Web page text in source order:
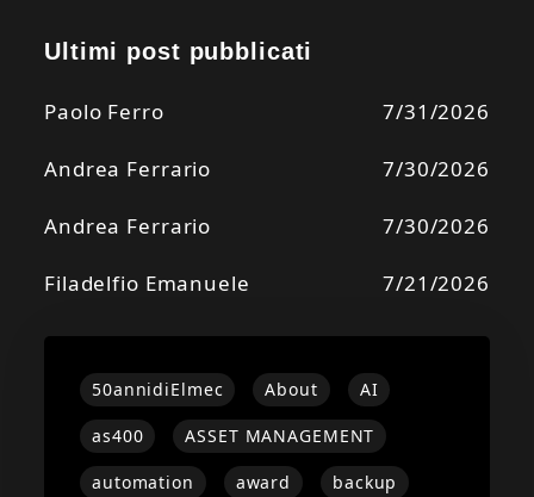
Ultimi post pubblicati
Paolo Ferro 7/31/2026
Andrea Ferrario 7/30/2026
Andrea Ferrario 7/30/2026
Filadelfio Emanuele 7/21/2026
50annidiElmec About AI
as400 ASSET MANAGEMENT
automation award backup